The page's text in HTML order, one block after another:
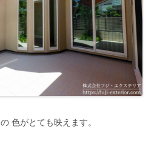
の 色がとても映えます。